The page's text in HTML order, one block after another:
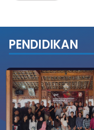
PENDIDIKAN